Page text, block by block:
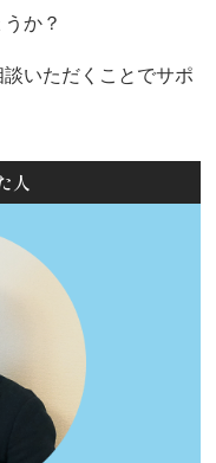
か？
いただくことでサポ
人